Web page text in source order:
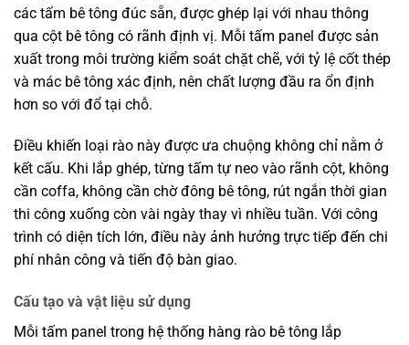
các tấm bê tông đúc sẵn, được ghép lại với nhau thông
qua cột bê tông có rãnh định vị. Mỗi tấm panel được sản
xuất trong môi trường kiểm soát chặt chẽ, với tỷ lệ cốt thép
và mác bê tông xác định, nên chất lượng đầu ra ổn định
hơn so với đổ tại chỗ.
Điều khiến loại rào này được ưa chuộng không chỉ nằm ở
kết cấu. Khi lắp ghép, từng tấm tự neo vào rãnh cột, không
cần coffa, không cần chờ đông bê tông, rút ngắn thời gian
thi công xuống còn vài ngày thay vì nhiều tuần. Với công
trình có diện tích lớn, điều này ảnh hưởng trực tiếp đến chi
phí nhân công và tiến độ bàn giao.
Cấu tạo và vật liệu sử dụng
Mỗi tấm panel trong hệ thống hàng rào bê tông lắp